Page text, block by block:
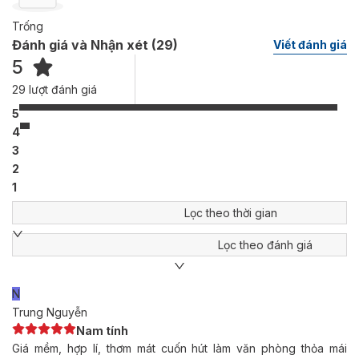
Trống
Đánh giá và Nhận xét (29) Viết đánh giá
5
29 lượt đánh giá
5
4
3
2
1
Lọc theo thời gian
Lọc theo đánh giá
N
Trung Nguyễn
Nam tính
Giá mềm, hợp lí, thơm mát cuốn hút làm văn phòng thỏa mái